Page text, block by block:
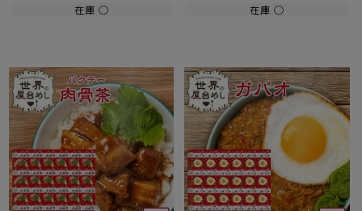
在庫 ○ 在庫 ○